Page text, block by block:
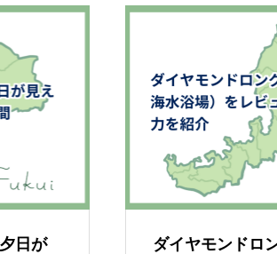
日が
ダイヤモンドロ